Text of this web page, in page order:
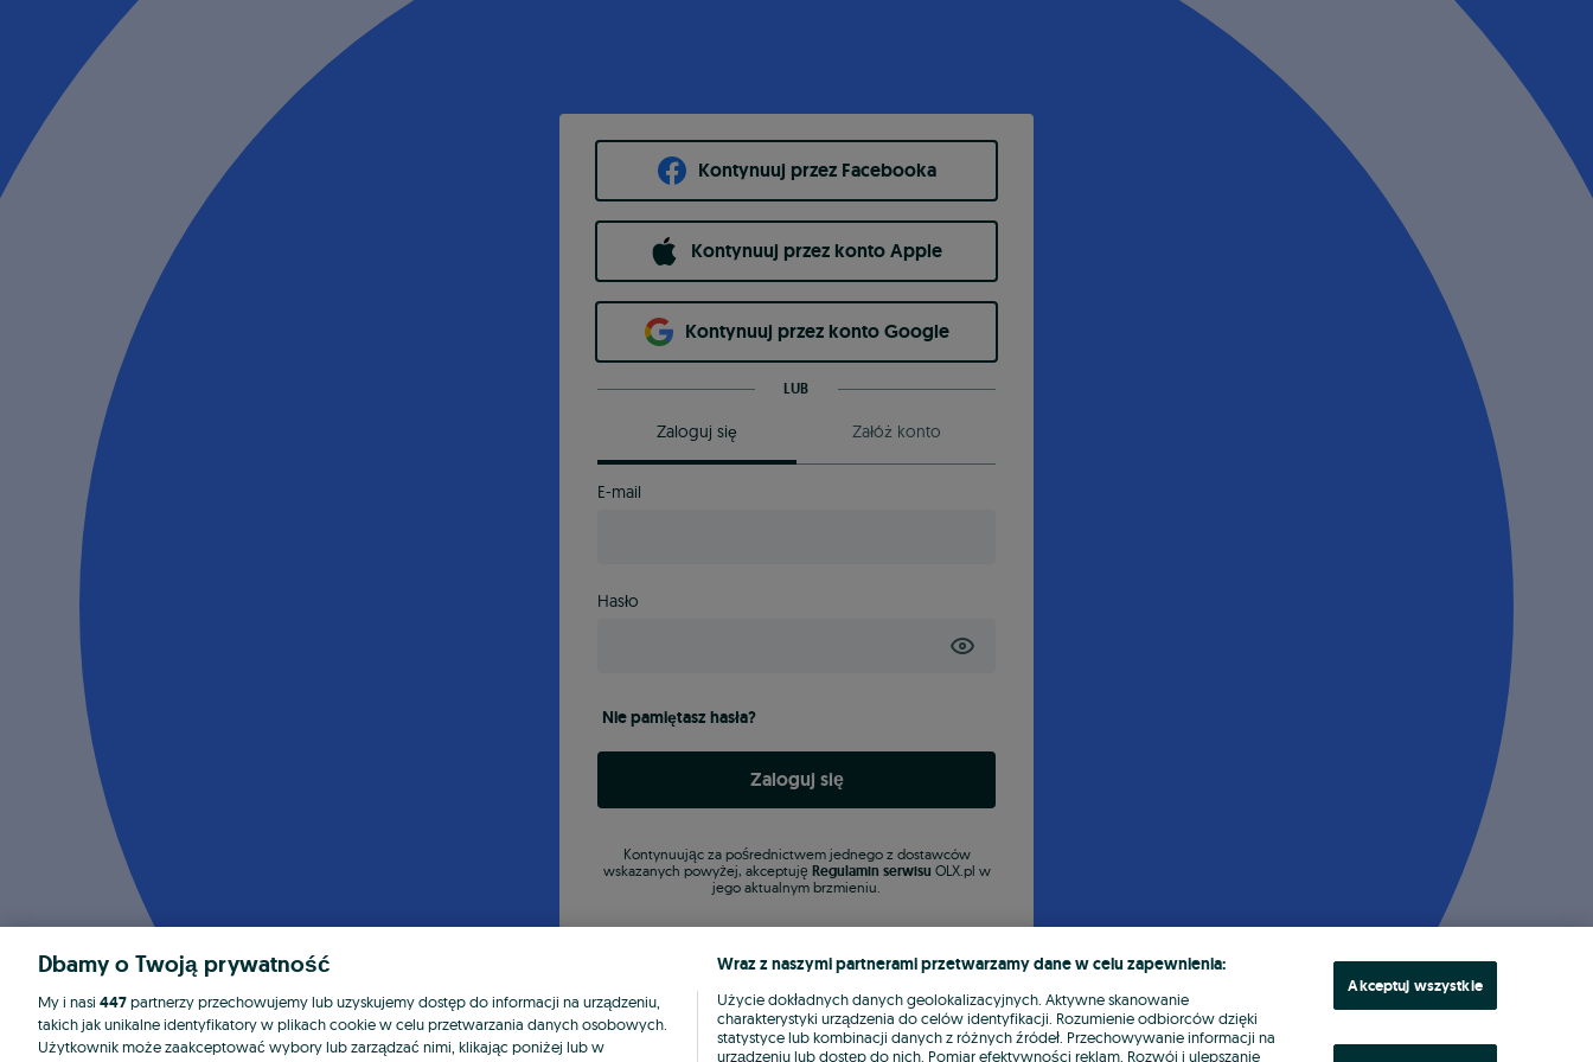
Kontynuuj przez Facebooka
Kontynuuj przez konto Apple
Kontynuuj przez konto Google
LUB
Zaloguj się Załóż konto
E-mail
Hasło
Nie pamiętasz hasła?
Zaloguj się
Kontynuując za pośrednictwem jednego z dostawców
wskazanych powyżej, akceptuję Regulamin serwisu OLX.pl w
jego aktualnym brzmieniu.
Dbamy o Twoją prywatność
My i nasi 447partnerzy przechowujemy lub uzyskujemy dostęp do informacji na urządzeniu,
takich jak unikalne identyfikatory w plikach cookie w celu przetwarzania danych osobowych.
Użytkownik może zaakceptować wybory lub zarządzać nimi, klikając poniżej lub w
Wraz z naszymi partnerami przetwarzamy dane w celu zapewnienia:
Użycie dokładnych danych geolokalizacyjnych. Aktywne skanowanie
charakterystyki urządzenia do celów identyfikacji. Rozumienie odbiorców dzięki
statystyce lub kombinacji danych z różnych źródeł. Przechowywanie informacji na
urządzeniu lub dostęp do nich. Pomiar efektywności reklam. Rozwój i ulepszanie
Akceptuj wszystkie